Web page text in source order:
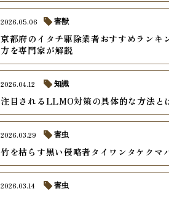
京都府のイタチ駆除業者おすすめランキ
方を専門家が解説
2026.05.06 害獣
注目されるLLMO対策の具体的な方法と
2026.04.12 知識
竹を枯らす黒い侵略者タイワンタケクマ
2026.03.29 害虫
2026.03.14 害虫